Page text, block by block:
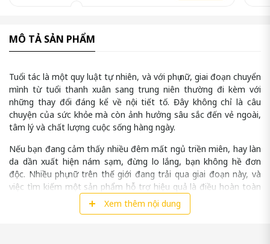
MÔ TẢ SẢN PHẨM
Tuổi tác là một quy luật tự nhiên, và với phụ nữ, giai đoạn chuyển
mình từ tuổi thanh xuân sang trung niên thường đi kèm với
những thay đổi đáng kể về nội tiết tố. Đây không chỉ là câu
chuyện của sức khỏe mà còn ảnh hưởng sâu sắc đến vẻ ngoài,
tâm lý và chất lượng cuộc sống hàng ngày.
Nếu bạn đang cảm thấy nhiều đêm mất ngủ triền miên, hay làn
da dần xuất hiện nám sạm, đừng lo lắng, bạn không hề đơn
độc. Nhiều phụ nữ trên thế giới đang trải qua giai đoạn này, và
việc tìm kiếm một sản phẩm hỗ trợ hiệu quả là điều hoàn toàn
Xem thêm nội dung